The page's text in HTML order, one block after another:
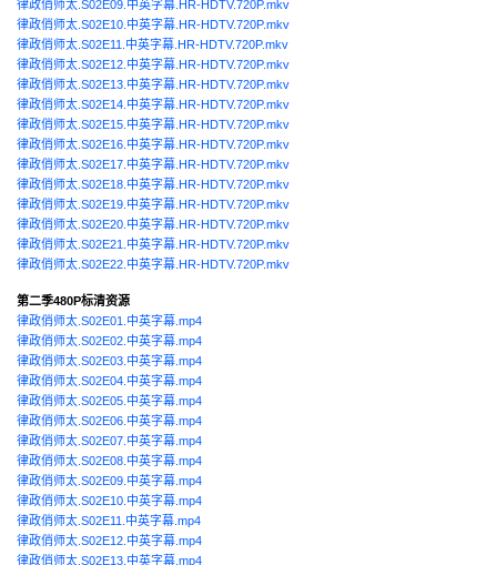
律政俏师太.S02E09.中英字幕.HR-HDTV.720P.mkv
律政俏师太.S02E10.中英字幕.HR-HDTV.720P.mkv
律政俏师太.S02E11.中英字幕.HR-HDTV.720P.mkv
律政俏师太.S02E12.中英字幕.HR-HDTV.720P.mkv
律政俏师太.S02E13.中英字幕.HR-HDTV.720P.mkv
律政俏师太.S02E14.中英字幕.HR-HDTV.720P.mkv
律政俏师太.S02E15.中英字幕.HR-HDTV.720P.mkv
律政俏师太.S02E16.中英字幕.HR-HDTV.720P.mkv
律政俏师太.S02E17.中英字幕.HR-HDTV.720P.mkv
律政俏师太.S02E18.中英字幕.HR-HDTV.720P.mkv
律政俏师太.S02E19.中英字幕.HR-HDTV.720P.mkv
律政俏师太.S02E20.中英字幕.HR-HDTV.720P.mkv
律政俏师太.S02E21.中英字幕.HR-HDTV.720P.mkv
律政俏师太.S02E22.中英字幕.HR-HDTV.720P.mkv
第二季480P标清资源
律政俏师太.S02E01.中英字幕.mp4
律政俏师太.S02E02.中英字幕.mp4
律政俏师太.S02E03.中英字幕.mp4
律政俏师太.S02E04.中英字幕.mp4
律政俏师太.S02E05.中英字幕.mp4
律政俏师太.S02E06.中英字幕.mp4
律政俏师太.S02E07.中英字幕.mp4
律政俏师太.S02E08.中英字幕.mp4
律政俏师太.S02E09.中英字幕.mp4
律政俏师太.S02E10.中英字幕.mp4
律政俏师太.S02E11.中英字幕.mp4
律政俏师太.S02E12.中英字幕.mp4
律政俏师太.S02E13.中英字幕.mp4